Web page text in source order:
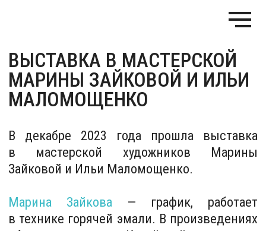
МАРИНЫ ЗАЙКОВОЙ И ИЛЬИ
МАЛОМОЩЕНКО
В декабре 2023 года прошла выставка
в мастерской художников Марины
Марина Зайкова
— график, работает
в технике горячей эмали. В произведениях
обращается к Кулайской культуре
живопись, эмаль и объекты, созданные
за последние 5 лет.